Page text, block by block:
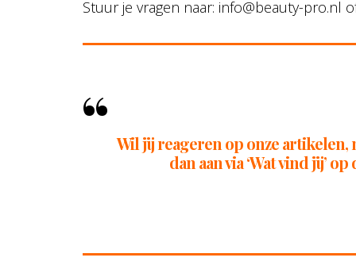
Stuur je vragen naar: info@beauty-pro.nl
Wil jij reageren op onze
dan aan via ‘Wat vind jij’